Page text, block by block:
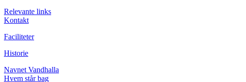
Relevante links
Kontakt
Faciliteter
Historie
Navnet Vandhalla
Hvem står bag